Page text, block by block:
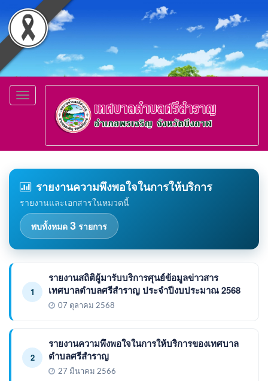
Toggle
navigation
รายงานความพึงพอใจในการให้บริการ
รายงานและเอกสารในหมวดนี้
พบทั้งหมด 3 รายการ
1
รายงานสถิติผู้มารับบริการศุนย์ข้อมูลข่าวสาร
เทศบาลตำบลศรีสำราญ ประจำปีงบประมาณ 2568
07 ตุลาคม 2568
2
รายงานความพึงพอใจในการให้บริการของเทศบาล
ตำบลศรีสำราญ
27 มีนาคม 2566